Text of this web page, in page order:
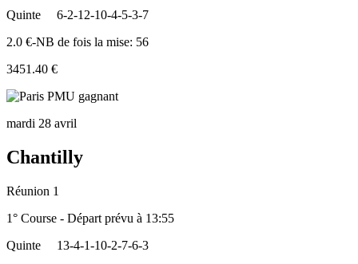
Quinte
6-2-12-10-4-5-3-7
2.0 €-NB de fois la mise: 56
3451.40 €
mardi 28 avril
Chantilly
Réunion 1
1° Course - Départ prévu à 13:55
Quinte
13-4-1-10-2-7-6-3